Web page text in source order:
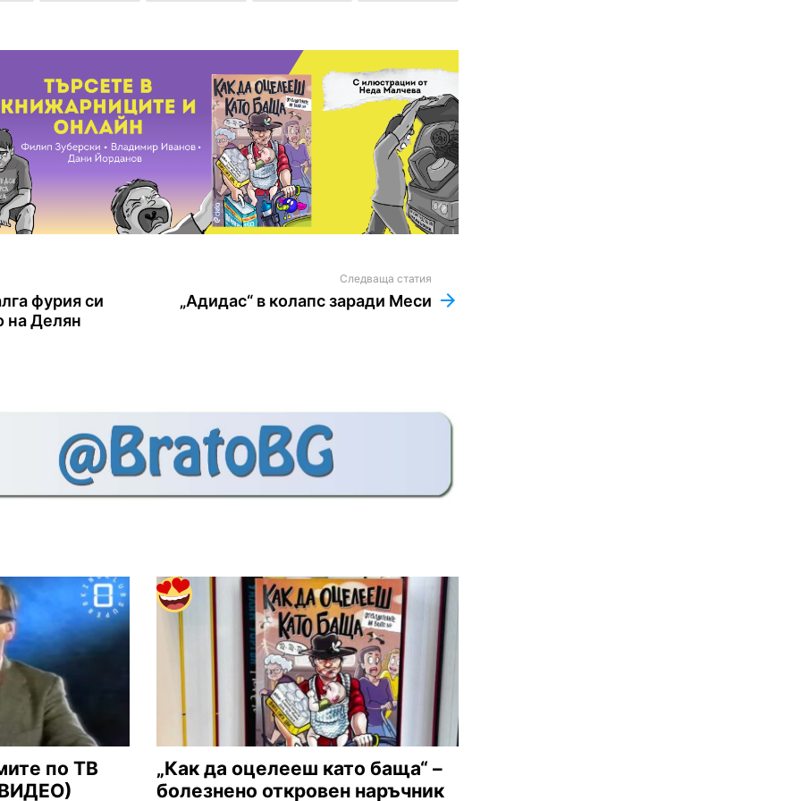
фурия си
на Делян
Следваща статия
„Адидас“ в колапс заради Меси
по ТВ
„Как да оцелееш като баща“ –
болезнено откровен наръчник